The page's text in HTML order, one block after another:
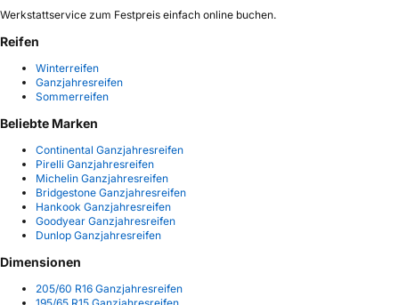
Werkstattservice zum Festpreis einfach online buchen.
Reifen
Winterreifen
Ganzjahresreifen
Sommerreifen
Beliebte Marken
Continental Ganzjahresreifen
Pirelli Ganzjahresreifen
Michelin Ganzjahresreifen
Bridgestone Ganzjahresreifen
Hankook Ganzjahresreifen
Goodyear Ganzjahresreifen
Dunlop Ganzjahresreifen
Dimensionen
205/60 R16 Ganzjahresreifen